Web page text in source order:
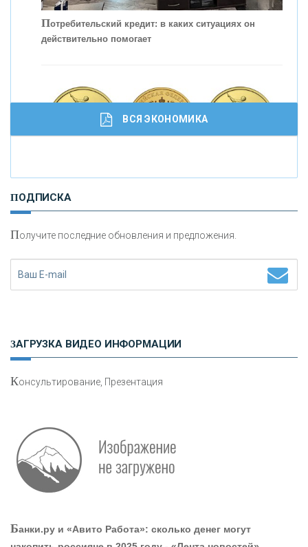
привлечь и удержать персонал - «Интервью»
Потребительский кредит: в каких ситуациях он
действительно помогает
И
сохранения и увеличения капитала
ВСЯ ЭКОНОМИКА
ПОДПИСКА
Получите последние обновления и предложения.
ЗАГРУЗКА ВИДЕО ИНФОРМАЦИИ
Консультирование, Презентация
Банки.ру и «Авито Работа»: сколько денег могут